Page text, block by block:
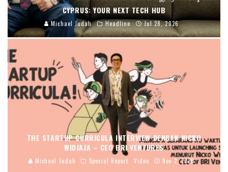
CYPRUS: YOUR NEXT TECH HUB
Michael Judah Headline Jul 28, 2026
THE STARTUP CURRICULA INTERVIEW DENGAN NICKO
WIDJAJA – CEO BRI VENTURES
Michael Judah Special Report Video Nov 2, 2020